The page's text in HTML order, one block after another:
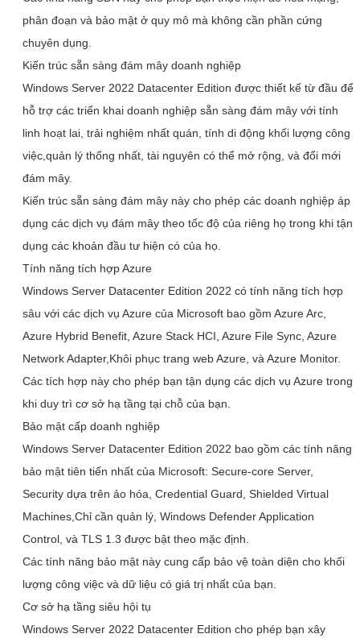
phân đoạn và bảo mật ở quy mô mà không cần phần cứng
chuyên dụng.
Kiến trúc sẵn sàng đám mây doanh nghiệp
Windows Server 2022 Datacenter Edition được thiết kế từ đầu để
hỗ trợ các triển khai doanh nghiệp sẵn sàng đám mây với tính
linh hoạt lai, trải nghiệm nhất quán, tính di động khối lượng công
việc,quản lý thống nhất, tài nguyên có thể mở rộng, và đổi mới
đám mây.
Kiến trúc sẵn sàng đám mây này cho phép các doanh nghiệp áp
dụng các dịch vụ đám mây theo tốc độ của riêng họ trong khi tận
dụng các khoản đầu tư hiện có của họ.
Tính năng tích hợp Azure
Windows Server Datacenter Edition 2022 có tính năng tích hợp
sâu với các dịch vụ Azure của Microsoft bao gồm Azure Arc,
Azure Hybrid Benefit, Azure Stack HCI, Azure File Sync, Azure
Network Adapter,Khôi phục trang web Azure, và Azure Monitor.
Các tích hợp này cho phép bạn tận dụng các dịch vụ Azure trong
khi duy trì cơ sở hạ tầng tại chỗ của bạn.
Bảo mật cấp doanh nghiệp
Windows Server Datacenter Edition 2022 bao gồm các tính năng
bảo mật tiên tiến nhất của Microsoft: Secure-core Server,
Security dựa trên ảo hóa, Credential Guard, Shielded Virtual
Machines,Chỉ cần quản lý, Windows Defender Application
Control, và TLS 1.3 được bật theo mặc định.
Các tính năng bảo mật này cung cấp bảo vệ toàn diện cho khối
lượng công việc và dữ liệu có giá trị nhất của bạn.
Cơ sở hạ tầng siêu hội tụ
Windows Server 2022 Datacenter Edition cho phép bạn xây